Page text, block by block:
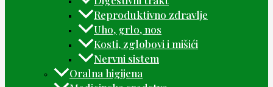
Reproduktivno zdravlje
Uho, grlo, nos
Kosti, zglobovi i mišići
Nervni sistem
Oralna higijena